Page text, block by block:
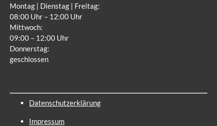
Montag | Dienstag | Freitag:
08:00 Uhr – 12:00 Uhr
Mittwoch:
09:00 – 12:00 Uhr
Donnerstag:
geschlossen
Datenschutzerklärung
Impressum